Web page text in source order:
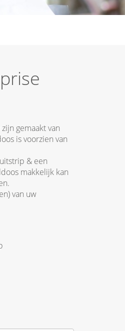
gemaakt van
is voorzien van
& een
makkelijk kan
van uw